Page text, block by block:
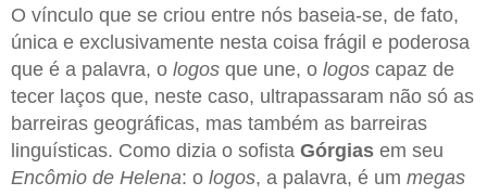
O vínculo que se criou entre nós baseia-se, de fato,
única e exclusivamente nesta coisa frágil e poderosa
que é a palavra, o logos que une, o logos capaz de
tecer laços que, neste caso, ultrapassaram não só as
barreiras geográficas, mas também as barreiras
linguísticas. Como dizia o sofista Górgias em seu
Encômio de Helena: o logos, a palavra, é um megas